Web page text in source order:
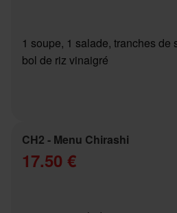
1 soupe, 1 salade, tranches de
bol de riz vinaigré
CH2 - Menu Chirashi
17.50 €